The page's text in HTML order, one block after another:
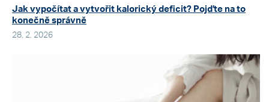
Jak vypočítat a vytvořit kalorický deficit? Pojďte na to
konečně správně
28. 2. 2026